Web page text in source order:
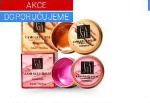
AKCE
DOPORUČUJEME